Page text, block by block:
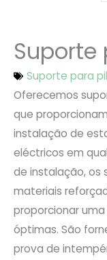
Suporte
Suporte para
Oferecemos
que
instalação de
eléctricos em
de instalação, os
materiais
proporcionar
óptimas. São
prova de